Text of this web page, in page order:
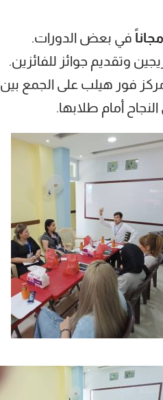
في بعض الدورات.
وتقديم جوائز للفائزين.
فور هيلب على الجمع بين
النجاح أمام طلابها.